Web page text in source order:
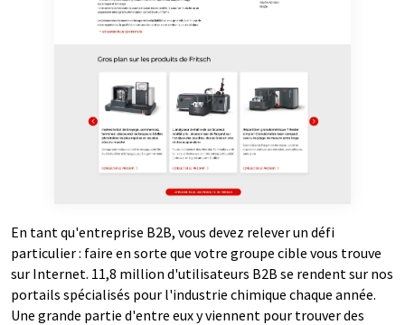
En tant qu'entreprise B2B, vous devez relever un défi
particulier : faire en sorte que votre groupe cible vous trouve
sur Internet. 11,8 million d'utilisateurs B2B se rendent sur nos
portails spécialisés pour l'industrie chimique chaque année.
Une grande partie d'entre eux y viennent pour trouver des